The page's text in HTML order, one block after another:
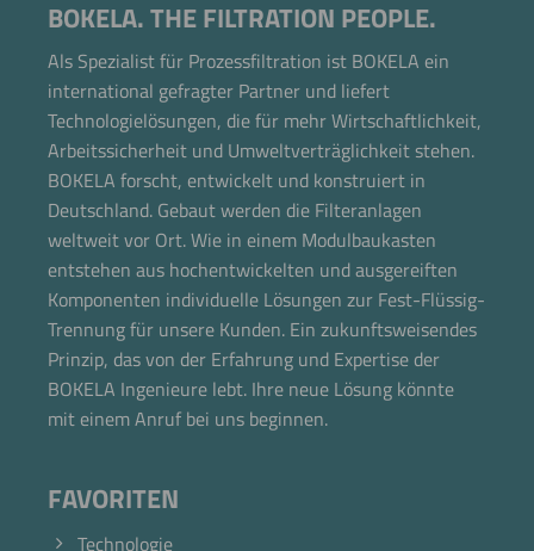
BOKELA. THE FILTRATION PEOPLE.
Als Spezialist für Prozessfiltration ist BOKELA ein
international gefragter Partner und liefert
Technologielösungen, die für mehr Wirtschaftlichkeit,
Arbeitssicherheit und Umweltverträglichkeit stehen.
BOKELA forscht, entwickelt und konstruiert in
Deutschland. Gebaut werden die Filteranlagen
weltweit vor Ort. Wie in einem Modulbaukasten
entstehen aus hochentwickelten und ausgereiften
Komponenten individuelle Lösungen zur Fest-Flüssig-
Trennung für unsere Kunden. Ein zukunftsweisendes
Prinzip, das von der Erfahrung und Expertise der
BOKELA Ingenieure lebt. Ihre neue Lösung könnte
mit einem Anruf bei uns beginnen.
FAVORITEN
Technologie